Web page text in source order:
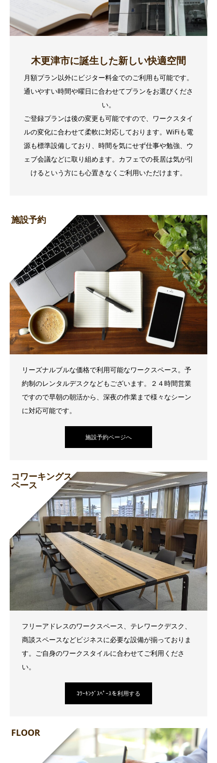
木更津市に誕生した新しい快適空間
月額プラン以外にビジター料金でのご利用も可能です。
通いやすい時間や曜日に合わせてプランをお選びくださ
い。
ご登録プランは後の変更も可能ですので、ワークスタイ
ルの変化に合わせて柔軟に対応しております。WiFiも電
源も標準設備しており、時間を気にせず仕事や勉強、ウ
ェブ会議などに取り組めます。カフェでの長居は気が引
けるという方にも心置きなくご利用いただけます。
施設予約
リーズナルブルな価格で利用可能なワークスペース。予
約制のレンタルデスクなどもございます。２４時間営業
ですので早朝の朝活から、深夜の作業まで様々なシーン
に対応可能です。
施設予約ページへ
コワーキングス
ペース
フリーアドレスのワークスペース、テレワークデスク、
商談スペースなどビジネスに必要な設備が揃っておりま
す。ご自身のワークスタイルに合わせてご利用くださ
い。
ｺﾜｰｷﾝｸﾞｽﾍﾟｰｽを利用する
FLOOR